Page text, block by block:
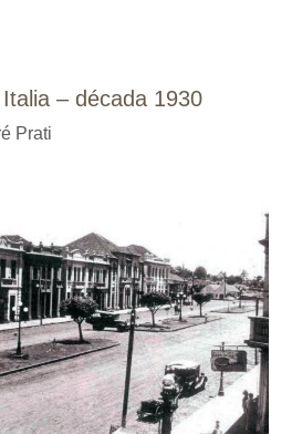
– década 1930
Prati